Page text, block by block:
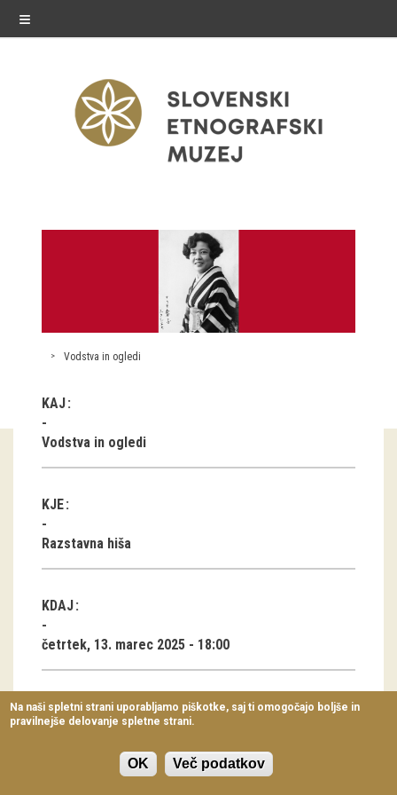
≡
razstave
Občasne razstave
Virtualni sprehodi
Razstavni projekti
Arhiv razstav
dogodki
Koledar dogodkov
Prireditve
Predavanja
Delavnice
Vodeni ogledi
Vodstva in ogledi
KAJ
Vodstva in ogledi
KJE
Razstavna hiša
KDAJ
četrtek, 13. marec 2025 - 18:00
TRAJANJE
Na naši spletni strani uporabljamo piškotke, saj ti omogočajo boljše in
pravilnejše delovanje spletne strani.
OK Več podatkov